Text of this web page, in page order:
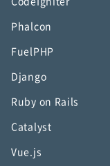
Phalcon
FuelPHP
Django
Ruby on Rails
Catalyst
Vue.js